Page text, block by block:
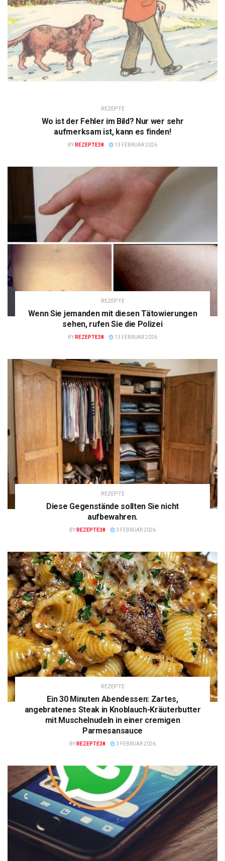
REZEPTE
Wo ist der Fehler im Bild? Nur wer sehr
aufmerksam ist, kann es finden!
BY REZEPTE38 13 FEBRUAR 2026
REZEPTE
Wenn Sie jemanden mit diesen Tätowierungen
sehen, rufen Sie die Polizei
BY REZEPTE38 13 FEBRUAR 2026
REZEPTE
Diese Gegenstände sollten Sie nicht
aufbewahren.
BY REZEPTE38 3 FEBRUAR 2026
REZEPTE
Ein 30 Minuten Abendessen: Zartes,
angebratenes Steak in Knoblauch-Kräuterbutter
mit Muschelnudeln in einer cremigen
Parmesansauce
BY REZEPTE38 3 FEBRUAR 2026